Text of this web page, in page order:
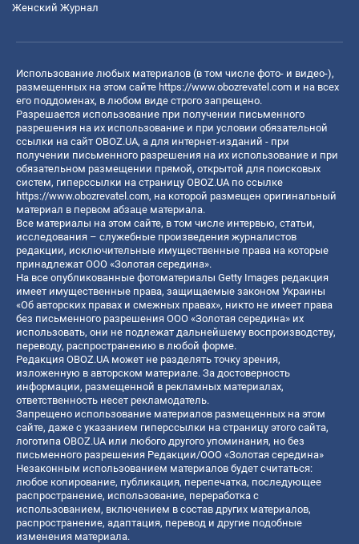
Женский Журнал
Использование любых материалов (в том числе фото- и видео-),
размещенных на этом сайте https://www.obozrevatel.com и на всех
его поддоменах, в любом виде строго запрещено.
Разрешается использование при получении письменного
разрешения на их использование и при условии обязательной
ссылки на сайт OBOZ.UA, а для интернет-изданий - при
получении письменного разрешения на их использование и при
обязательном размещении прямой, открытой для поисковых
систем, гиперссылки на страницу OBOZ.UA по ссылке
https://www.obozrevatel.com, на которой размещен оригинальный
материал в первом абзаце материала.
Все материалы на этом сайте, в том числе интервью, статьи,
исследования – служебные произведения журналистов
редакции, исключительные имущественные права на которые
принадлежат ООО «Золотая середина».
На все опубликованные фотоматериалы Getty Images редакция
имеет имущественные права, защищаемые законом Украины
«Об авторских правах и смежных правах», никто не имеет права
без письменного разрешения ООО «Золотая середина» их
использовать, они не подлежат дальнейшему воспроизводству,
переводу, распространению в любой форме.
Редакция OBOZ.UA может не разделять точку зрения,
изложенную в авторском материале. За достоверность
информации, размещенной в рекламных материалах,
ответственность несет рекламодатель.
Запрещено использование материалов размещенных на этом
сайте, даже с указанием гиперссылки на страницу этого сайта,
логотипа OBOZ.UA или любого другого упоминания, но без
письменного разрешения Редакции/ООО «Золотая середина»
Незаконным использованием материалов будет считаться:
любое копирование, публикация, перепечатка, последующее
распространение, использование, переработка с
использованием, включением в состав других материалов,
распространение, адаптация, перевод и другие подобные
изменения материала.